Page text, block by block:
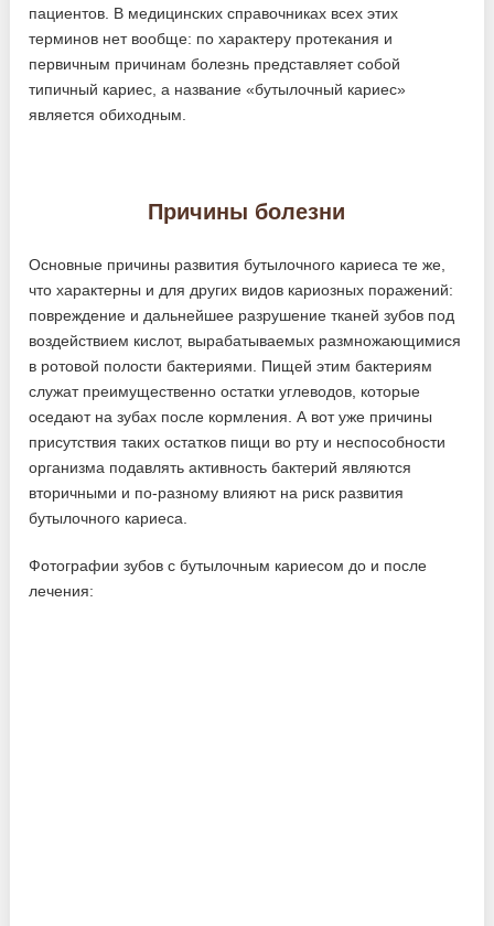
пациентов. В медицинских справочниках всех этих
терминов нет вообще: по характеру протекания и
первичным причинам болезнь представляет собой
типичный кариес, а название «бутылочный кариес»
является обиходным.
Причины болезни
Основные причины развития бутылочного кариеса те же,
что характерны и для других видов кариозных поражений:
повреждение и дальнейшее разрушение тканей зубов под
воздействием кислот, вырабатываемых размножающимися
в ротовой полости бактериями. Пищей этим бактериям
служат преимущественно остатки углеводов, которые
оседают на зубах после кормления. А вот уже причины
присутствия таких остатков пищи во рту и неспособности
организма подавлять активность бактерий являются
вторичными и по-разному влияют на риск развития
бутылочного кариеса.
Фотографии зубов с бутылочным кариесом до и после
лечения: